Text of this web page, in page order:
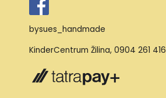
bysues_handmade
KinderCentrum Žilina, 0904 261 416